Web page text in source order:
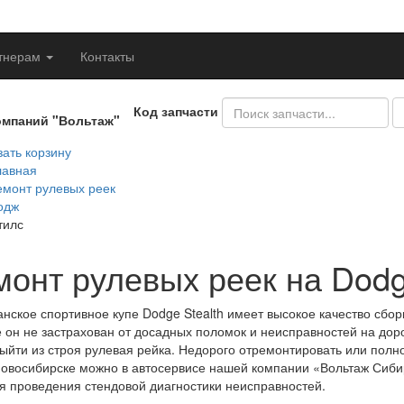
Контакты
"Вольтаж"
Код запчасти
корзину
рулевых реек
рулевых реек на
спортивное купе Dodge Stealth имеет высокое качество
не застрахован от досадных поломок и неисправностей на
из строя рулевая рейка. Недорого отремонтировать или
можно в автосервисе нашей компании «Вольтаж
проведения стендовой диагностики неисправностей.